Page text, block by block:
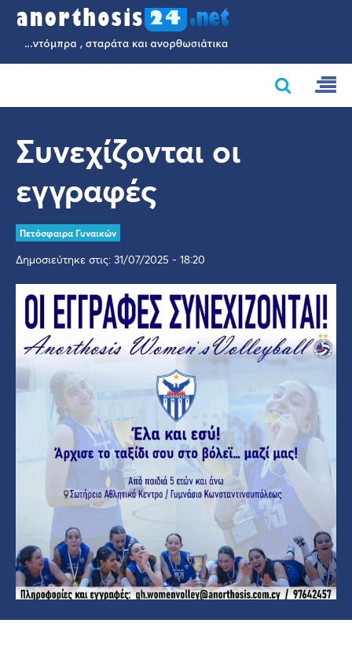
Συνεχίζονται οι
εγγραφές
Πετόσφαιρα Γυναικών
Δημοσιεύτηκε στις: 31/07/2025 - 18:20